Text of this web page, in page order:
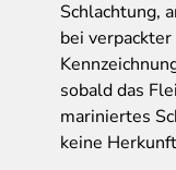
Schlachtung,
bei
sobald das
mariniertes
keine